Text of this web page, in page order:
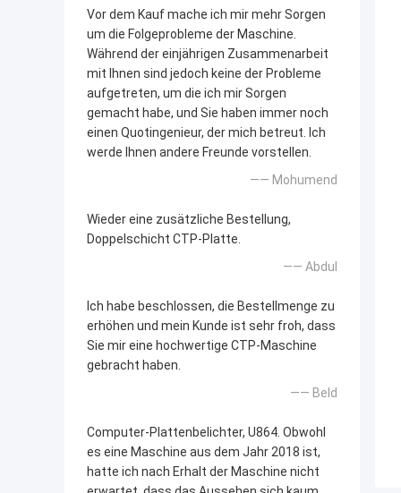
Vor dem Kauf mache ich mir mehr Sorgen
um die Folgeprobleme der Maschine.
Während der einjährigen Zusammenarbeit
mit Ihnen sind jedoch keine der Probleme
aufgetreten, um die ich mir Sorgen
gemacht habe, und Sie haben immer noch
einen Quotingenieur, der mich betreut. Ich
werde Ihnen andere Freunde vorstellen.
—— Mohumend
Wieder eine zusätzliche Bestellung,
Doppelschicht CTP-Platte.
—— Abdul
Ich habe beschlossen, die Bestellmenge zu
erhöhen und mein Kunde ist sehr froh, dass
Sie mir eine hochwertige CTP-Maschine
gebracht haben.
—— Beld
Computer-Plattenbelichter, U864. Obwohl
es eine Maschine aus dem Jahr 2018 ist,
hatte ich nach Erhalt der Maschine nicht